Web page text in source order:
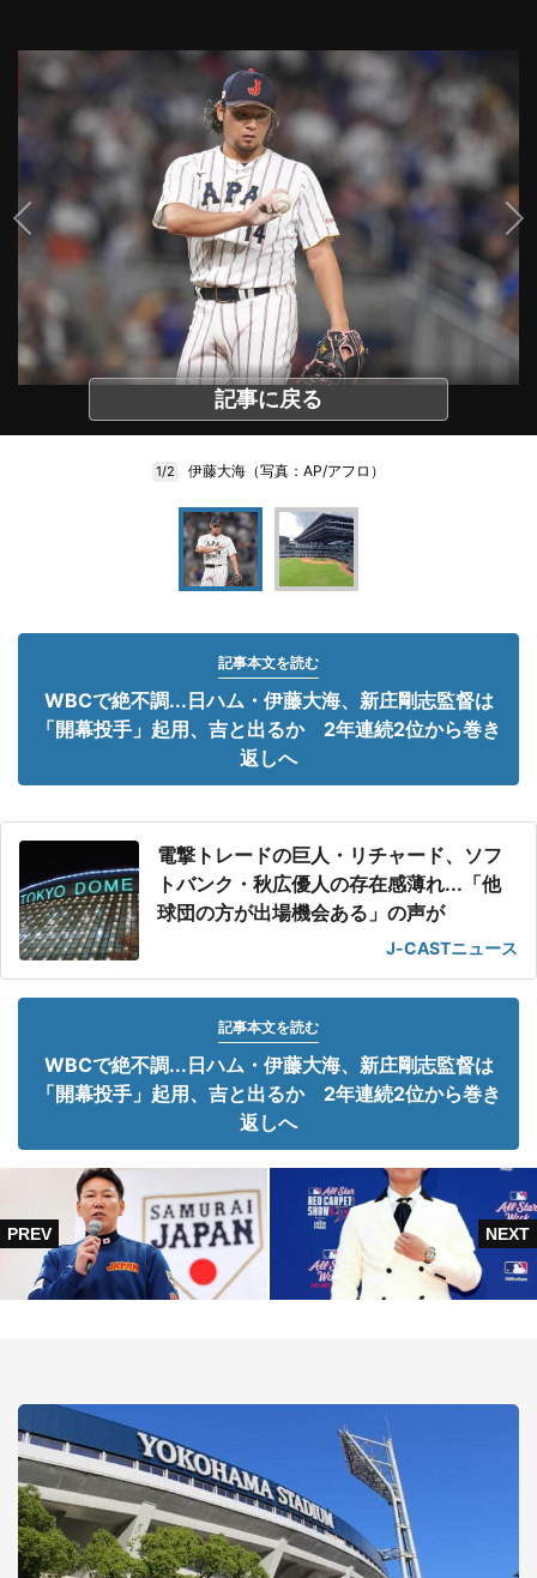
記事に戻る
1/2 伊藤大海（写真：AP/アフロ）
記事本文を読む
WBCで絶不調...日ハム・伊藤大海、新庄剛志監督は
「開幕投手」起用、吉と出るか 2年連続2位から巻き
返しへ
電撃トレードの巨人・リチャード、ソフ
トバンク・秋広優人の存在感薄れ...「他
球団の方が出場機会ある」の声が
J-CASTニュース
記事本文を読む
WBCで絶不調...日ハム・伊藤大海、新庄剛志監督は
「開幕投手」起用、吉と出るか 2年連続2位から巻き
返しへ